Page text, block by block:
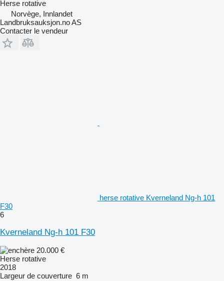
Herse rotative
Norvège, Innlandet
Landbruksauksjon.no AS
Contacter le vendeur
herse rotative Kverneland Ng-h 101
F30
6
Kverneland Ng-h 101 F30
20.000 €
Herse rotative
2018
Largeur de couverture 6 m